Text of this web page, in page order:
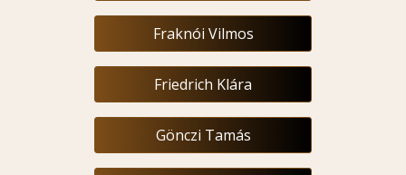
Fraknói Vilmos
Friedrich Klára
Gönczi Tamás